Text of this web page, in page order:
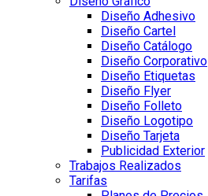
Diseño Adhesivo
Diseño Cartel
Diseño Catálogo
Diseño Corporativo
Diseño Etiquetas
Diseño Flyer
Diseño Folleto
Diseño Logotipo
Diseño Tarjeta
Publicidad Exterior
Trabajos Realizados
Tarifas